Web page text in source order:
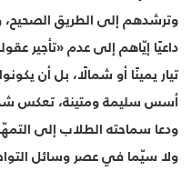
وترشدهم إلى الطريق الصحيح،
داعيًا إيّاهم إلى عدم «تأجير
تيار يمينًا أو شمالًا، بل أن
أسس سليمة ومتينة، تعكس
ودعا سماحته الطلاب إلى
ولا سيّما في عصر وسائل